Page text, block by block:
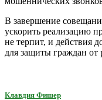
В завершение
ускорить реализацию
не терпит, и действия
для защиты граждан от
Клавдия Фишер